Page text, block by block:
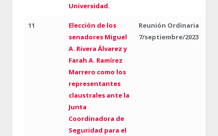
Universidad.
11
Elección de los
senadores Miguel
A. Rivera Álvarez y
Farah A. Ramírez
Marrero como los
representantes
claustrales ante la
Junta
Coordinadora de
Seguridad para el
Reunión Ordinaria
7/septiembre/2023